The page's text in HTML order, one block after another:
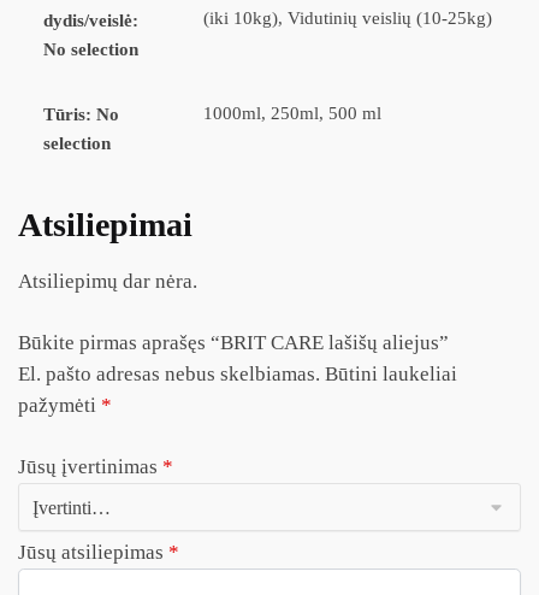
dydis/veislė:
No selection
(iki 10kg), Vidutinių veislių (10-25kg)
Tūris: No
selection
1000ml, 250ml, 500 ml
Atsiliepimai
Atsiliepimų dar nėra.
Būkite pirmas aprašęs “BRIT CARE lašišų aliejus”
El. pašto adresas nebus skelbiamas. Būtini laukeliai
pažymėti *
Jūsų įvertinimas *
Jūsų atsiliepimas *